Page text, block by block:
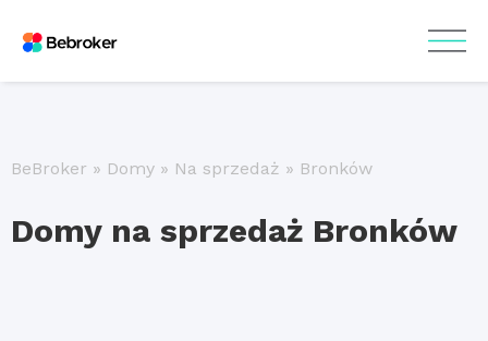
BeBroker » Domy » Na sprzedaż » Bronków
Domy na sprzedaż Bronków